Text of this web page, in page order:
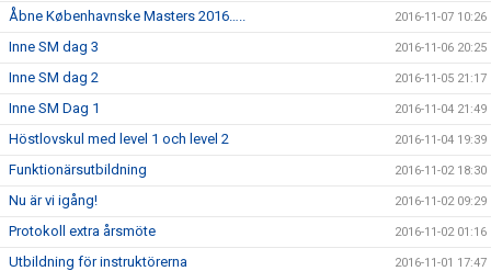
Åbne Københavnske Masters 2016….. 2016-11-07 10:26
Inne SM dag 3 2016-11-06 20:25
Inne SM dag 2 2016-11-05 21:17
Inne SM Dag 1 2016-11-04 21:49
Höstlovskul med level 1 och level 2 2016-11-04 19:39
Funktionärsutbildning 2016-11-02 18:30
Nu är vi igång! 2016-11-02 09:29
Protokoll extra årsmöte 2016-11-02 01:16
Utbildning för instruktörerna 2016-11-01 17:47